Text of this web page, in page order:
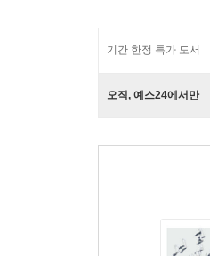
기간 한정 특가 도서
오직, 예스24에서만